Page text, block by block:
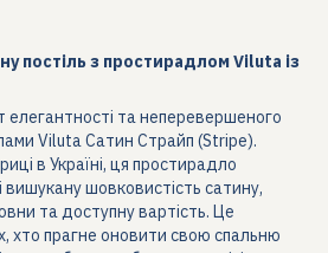
постіль з простирадлом Viluta із
елегантності та неперевершеного
Viluta Сатин Страйп (Stripe).
в Україні, ця простирадло
вишукану шовковистість сатину,
та доступну вартість. Це
хто прагне оновити свою спальню